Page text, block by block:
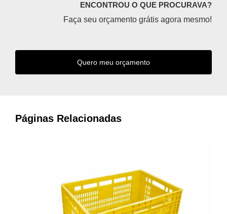
ENCONTROU O QUE PROCURAVA?
Faça seu orçamento grátis agora mesmo!
Quero meu orçamento
Páginas Relacionadas